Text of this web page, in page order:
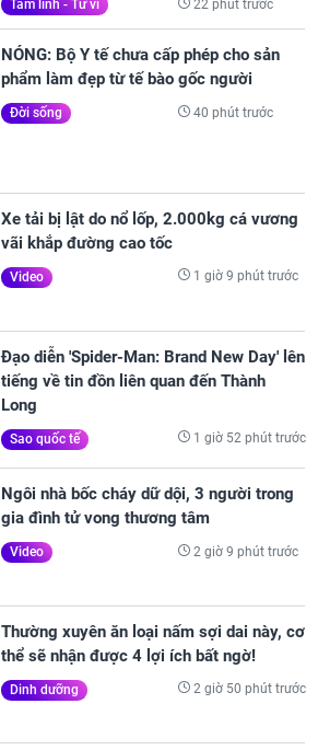
Tâm linh - Tử vi 22 phút trước
NÓNG: Bộ Y tế chưa cấp phép cho sản
phẩm làm đẹp từ tế bào gốc người
Đời sống 40 phút trước
Xe tải bị lật do nổ lốp, 2.000kg cá vương
vãi khắp đường cao tốc
Video 1 giờ 9 phút trước
Đạo diễn 'Spider-Man: Brand New Day' lên
tiếng về tin đồn liên quan đến Thành
Long
Sao quốc tế 1 giờ 52 phút trước
Ngôi nhà bốc cháy dữ dội, 3 người trong
gia đình tử vong thương tâm
Video 2 giờ 9 phút trước
Thường xuyên ăn loại nấm sợi dai này, cơ
thể sẽ nhận được 4 lợi ích bất ngờ!
Dinh dưỡng 2 giờ 50 phút trước